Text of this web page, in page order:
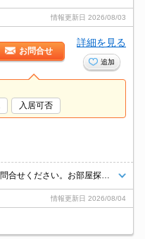
情報更新日 2026/08/03
お問合せ
詳細を見る
追加
入居可否
情報更新日 2026/08/04